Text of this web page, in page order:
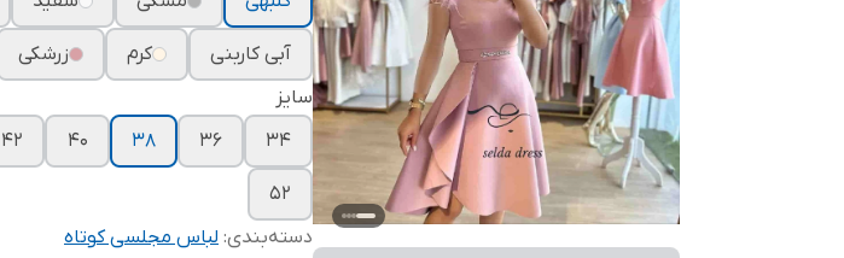
آبی کاربنی کرم
زرشکی
سایز
۳۴
۳۶ ۳۸ ۴۰ ۴۲
۵۲
دسته‌بندی: لباس مجلسی کوتاه